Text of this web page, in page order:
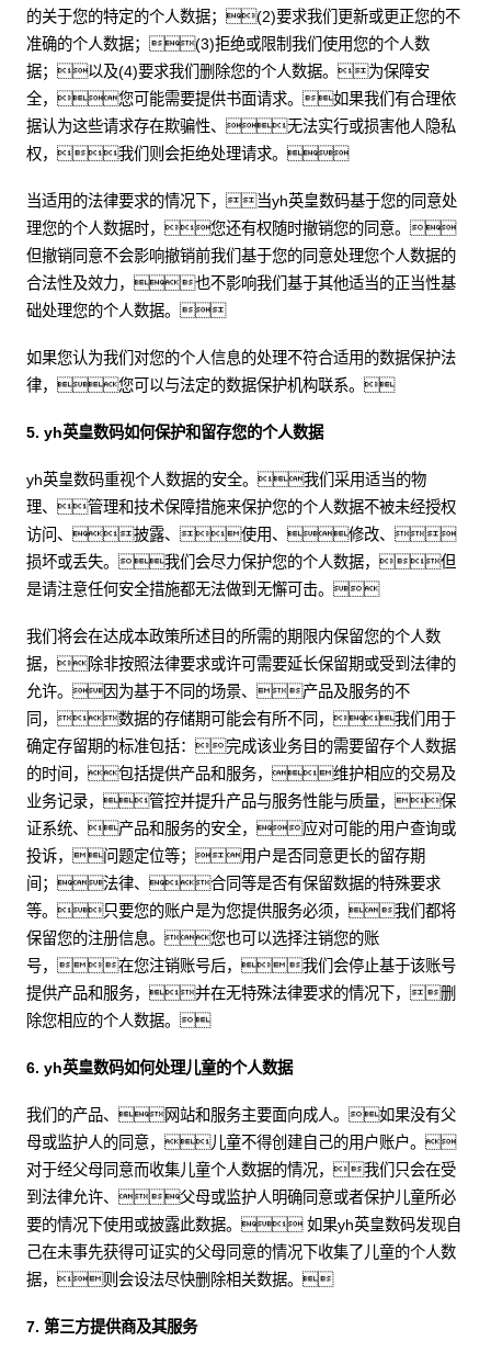
的关于您的特定的个人数据；(2)要求我们更新或更正您的不
准确的个人数据；(3)拒绝或限制我们使用您的个人数
据；以及(4)要求我们删除您的个人数据。为保障安
全，您可能需要提供书面请求。如果我们有合理依
据认为这些请求存在欺骗性、无法实行或损害他人隐私
权，我们则会拒绝处理请求。
当适用的法律要求的情况下，当yh英皇数码基于您的同意处
理您的个人数据时，您还有权随时撤销您的同意。
但撤销同意不会影响撤销前我们基于您的同意处理您个人数据的
合法性及效力，也不影响我们基于其他适当的正当性基
础处理您的个人数据。
如果您认为我们对您的个人信息的处理不符合适用的数据保护法
律，您可以与法定的数据保护机构联系。
5. yh英皇数码如何保护和留存您的个人数据
yh英皇数码重视个人数据的安全。我们采用适当的物
理、管理和技术保障措施来保护您的个人数据不被未经授权
访问、披露、使用、修改、
损坏或丢失。我们会尽力保护您的个人数据，但
是请注意任何安全措施都无法做到无懈可击。
我们将会在达成本政策所述目的所需的期限内保留您的个人数
据，除非按照法律要求或许可需要延长保留期或受到法律的
允许。因为基于不同的场景、产品及服务的不
同，数据的存储期可能会有所不同，我们用于
确定存留期的标准包括：完成该业务目的需要留存个人数据
的时间，包括提供产品和服务，维护相应的交易及
业务记录，管控并提升产品与服务性能与质量，保
证系统、产品和服务的安全，应对可能的用户查询或
投诉，问题定位等；用户是否同意更长的留存期
间；法律、合同等是否有保留数据的特殊要求
等。只要您的账户是为您提供服务必须，我们都将
保留您的注册信息。您也可以选择注销您的账
号，在您注销账号后，我们会停止基于该账号
提供产品和服务，并在无特殊法律要求的情况下，删
除您相应的个人数据。
6. yh英皇数码如何处理儿童的个人数据
我们的产品、网站和服务主要面向成人。如果没有父
母或监护人的同意，儿童不得创建自己的用户账户。
对于经父母同意而收集儿童个人数据的情况，我们只会在受
到法律允许、父母或监护人明确同意或者保护儿童所必
要的情况下使用或披露此数据。 如果yh英皇数码发现自
己在未事先获得可证实的父母同意的情况下收集了儿童的个人数
据，则会设法尽快删除相关数据。
7. 第三方提供商及其服务